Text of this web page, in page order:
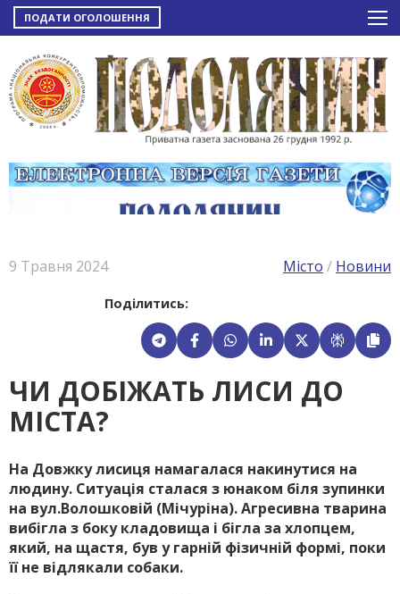
ПОДАТИ ОГОЛОШЕННЯ
9 Травня 2024 Місто / Новини
Поділитись:
ЧИ ДОБІЖАТЬ ЛИСИ ДО
МІСТА?
На Довжку лисиця намагалася накинутися на
людину. Ситуація сталася з юнаком біля зупинки
на вул.Волошковій (Мічуріна). Агресивна тварина
вибігла з боку кладовища і бігла за хлопцем,
який, на щастя, був у гарній фізичній формі, поки
її не відлякали собаки.